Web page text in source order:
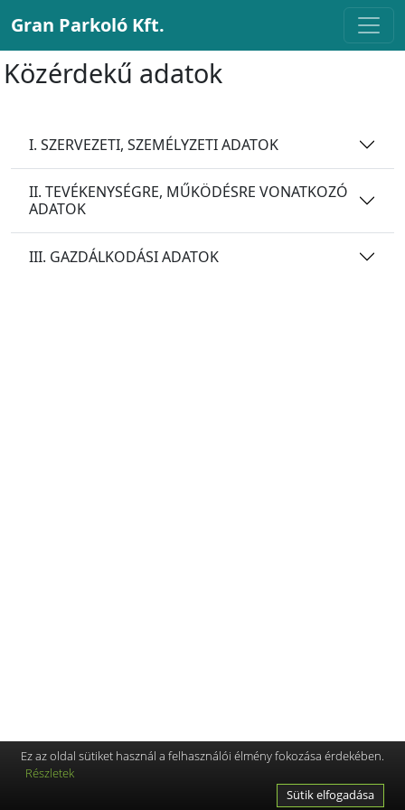
Gran Parkoló Kft.
Közérdekű adatok
I. SZERVEZETI, SZEMÉLYZETI ADATOK
II. TEVÉKENYSÉGRE, MŰKÖDÉSRE VONATKOZÓ
ADATOK
III. GAZDÁLKODÁSI ADATOK
Ez az oldal sütiket használ a felhasználói élmény fokozása érdekében.
Részletek
Sütik elfogadása